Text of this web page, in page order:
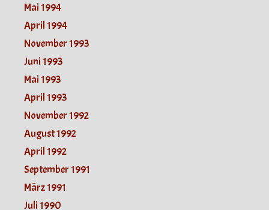
Mai 1994
April 1994
November 1993
Juni 1993
Mai 1993
April 1993
November 1992
August 1992
April 1992
September 1991
März 1991
Juli 1990